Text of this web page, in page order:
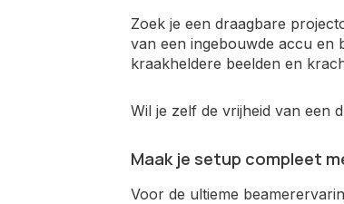
Zoek je een draagbare
van een ingebouwde accu en
kraakheldere beelden en
Wil je zelf de vrijheid van een
Maak je setup compleet
Voor de ultieme